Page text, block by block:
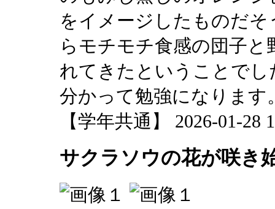
をイメージしたものだ
らモチモチ食感の団子
れてきたということで
分かって勉強になります
【学年共通】 2026-01-28
サクラソウの花が咲き